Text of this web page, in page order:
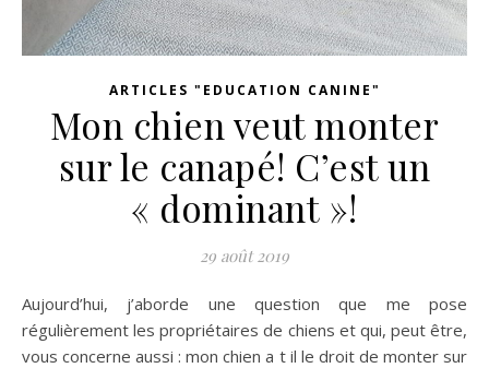
ARTICLES "EDUCATION CANINE"
Mon chien veut monter
sur le canapé! C’est un
« dominant »!
29 août 2019
Aujourd’hui, j’aborde une question que me pose
régulièrement les propriétaires de chiens et qui, peut être,
vous concerne aussi : mon chien a t il le droit de monter sur